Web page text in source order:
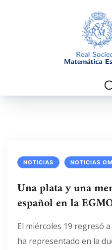
NOTICIAS NOTICIAS
Una plata y una
español en la
El miércoles 19 regresó
ha representado en la